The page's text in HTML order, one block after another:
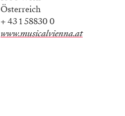
Österreich
+ 43 1 58830 0
www.musicalvienna.at